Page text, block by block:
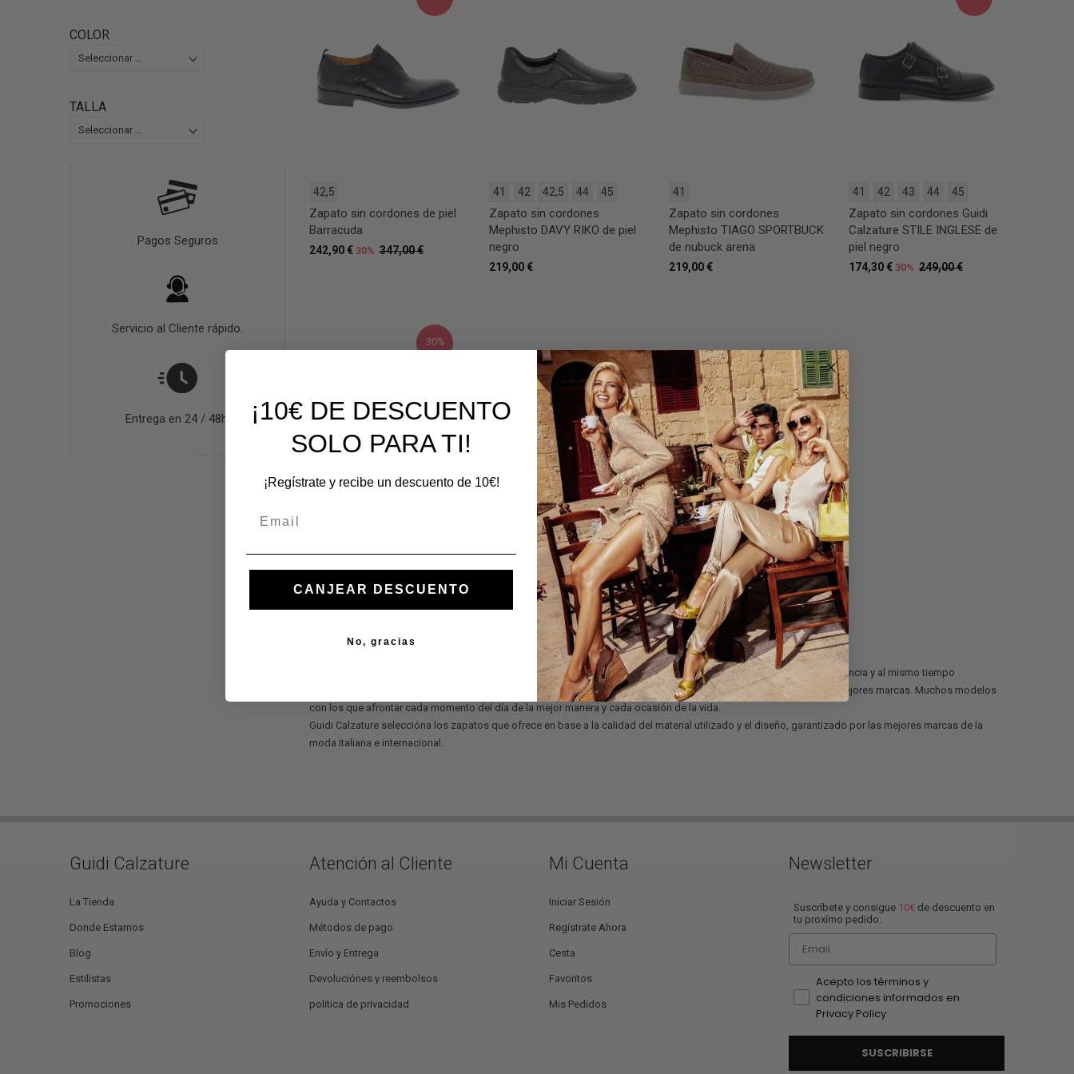
COLOR
TALLA
Pagos Seguros
Servicio al Cliente rápido.
Entrega en 24 / 48h.
42,5
Zapato sin cordones de piel
Barracuda
347,00 €
242,90 € 30%
41 42 42,5 44 45
Zapato sin cordones
Mephisto DAVY RIKO de piel
negro
219,00 €
41
Zapato sin cordones
Mephisto TIAGO SPORTBUCK
de nubuck arena
219,00 €
41 42 43 44 45
Zapato sin cordones Guidi
Calzature STILE INGLESE de
piel negro
249,00 €
174,30 € 30%
30%
Zapato sin cordones Guidi
piel cuero
249,00 €
174,30 €30%
de hombre sin cordonesson la elección ideal para los que buscan elegancia y al mismo tiempo
comodidad. En Guidi Calzature podrá encontrar una amplia variedad de zapatos para hombre sin cordones de las mejores marcas. Muchos modelos
con los que afrontar cada momento del día de la mejor manera y cada ocasión de la vida.
Guidi Calzature seleccióna los zapatos que ofrece en base a la calidad del material utilizado y el diseño, garantizado por las mejores marcas de la
moda italiana e internacional.
Guidi Calzature
La Tienda
Donde Estamos
Blog
Estilistas
Promociones
Atención al Cliente
Ayuda y Contactos
Métodos de pago
Envío y Entrega
Devoluciónes y reembolsos
política de privacidad
Mi Cuenta
Iniciar Sesión
Regístrate Ahora
Cesta
Favoritos
Mis Pedidos
Newsletter
Suscríbete y consigue 10€ de descuento en
tu proxímo pedido.
Email
Acepto los términos y
condiciones informados en
Privacy Policy
SUSCRIBIRSE
¡10€ DE DESCUENTO
SOLO PARA TI!
¡Regístrate y recibe un descuento de 10€!
CANJEAR DESCUENTO
No, gracias